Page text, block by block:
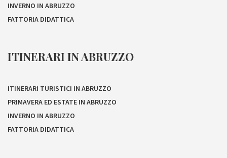
INVERNO IN ABRUZZO
FATTORIA DIDATTICA
ITINERARI IN ABRUZZO
ITINERARI TURISTICI IN ABRUZZO
PRIMAVERA ED ESTATE IN ABRUZZO
INVERNO IN ABRUZZO
FATTORIA DIDATTICA